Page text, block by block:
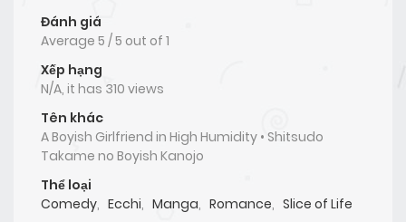
Đánh giá
Average 5 /5 out of 1
Xếp hạng
N/A, it has 310 views
Tên khác
A Boyish Girlfriend in High Humidity • Shitsudo
Takame no Boyish Kanojo
Thể loại
Comedy, Ecchi, Manga, Romance, Slice of Life